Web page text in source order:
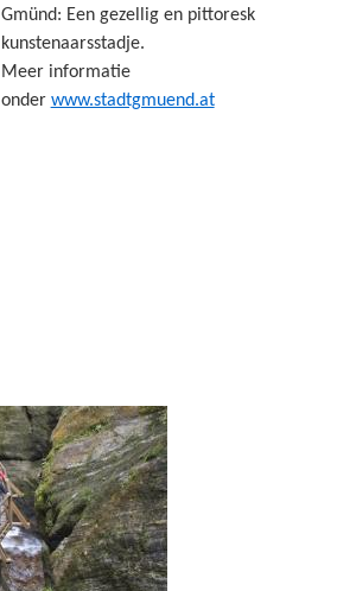
Gmünd: Een gezellig en pittoresk
kunstenaarsstadje.
Meer informatie
onder www.stadtgmuend.at